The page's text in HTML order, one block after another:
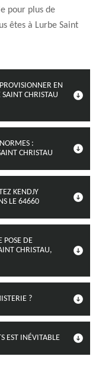
pour plus de
êtes à Lurbe Saint
EN
CHRISTAU
:
CHRISTAU
KENDJY
LE 64660
POSE DE
CHRISTAU,
?
EST INÉVITABLE